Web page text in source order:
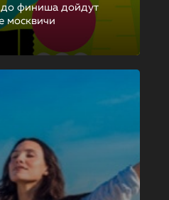
до финиша дойдут
москвичи